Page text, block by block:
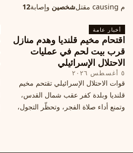
م causing مقتل
شخصين وإصابة12
المدني. تفاصيل الهجوم وتداعياته.
أخبار عامة
اقتحام مخيم قلنديا وهدم منازل
قرب بيت لحم في عمليات
الاحتلال الإسرائيلي
٥ أغسطس ٢٠٢٦
قوات الاحتلال الإسرائيلي تقتحم مخيم
قلنديا وبلدة كفر عقب شمال القدس،
وتمنع أداء صلاة الفجر، وتحظّر التجول،